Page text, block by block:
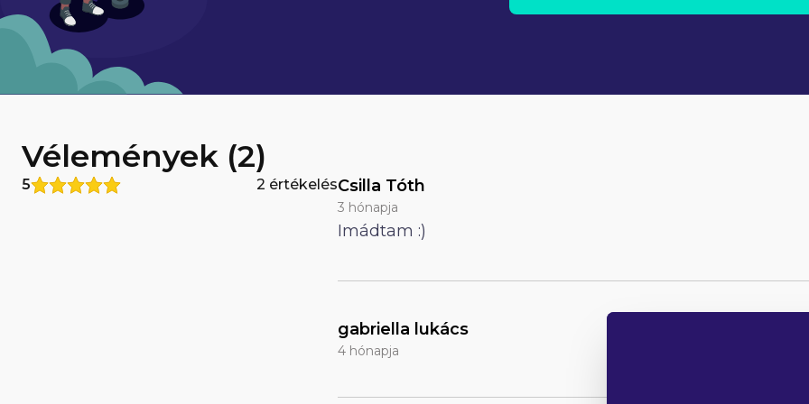
Vélemények (2)
5 2 értékelésCsilla Tóth
3 hónapja
Imádtam :)
gabriella lukács
4 hónapja